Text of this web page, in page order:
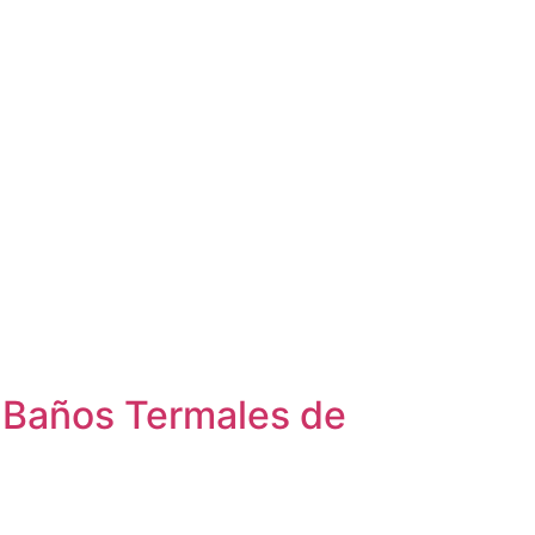
Termales de